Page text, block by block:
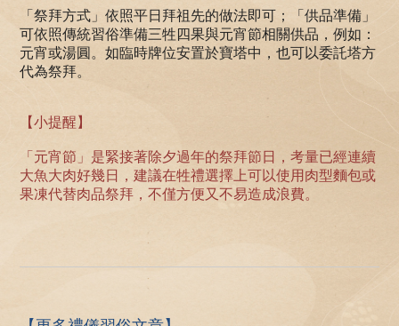
「祭拜方式」依照平日拜祖先的做法即可；「供品準備」
可依照傳統習俗準備三牲四果與元宵節相關供品，例如：
元宵或湯圓。如臨時牌位安置於寶塔中，也可以委託塔方
代為祭拜。
【小提醒】
「元宵節」是緊接著除夕過年的祭拜節日，考量已經連續
大魚大肉好幾日，建議在牲禮選擇上可以使用肉型麵包或
果凍代替肉品祭拜，不僅方便又不易造成浪費。